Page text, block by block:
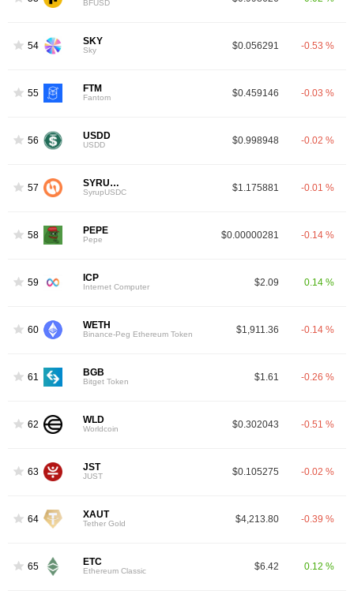
BFUSD
54 SKY
Sky $0.056291 -0.53 %
55 FTM
Fantom $0.459146 -0.03 %
56 USDD
USDD $0.998948 -0.02 %
57 SYRUPUSDC
SyrupUSDC $1.175881 -0.01 %
58 PEPE
Pepe $0.00000281 -0.14 %
59 ICP
Internet Computer $2.09 0.14 %
60 WETH
Binance-Peg Ethereum Token $1,911.36 -0.14 %
61 BGB
Bitget Token $1.61 -0.26 %
62 WLD
Worldcoin $0.302043 -0.51 %
63 JST
JUST $0.105275 -0.02 %
64 XAUT
Tether Gold $4,213.80 -0.39 %
65 ETC
Ethereum Classic $6.42 0.12 %